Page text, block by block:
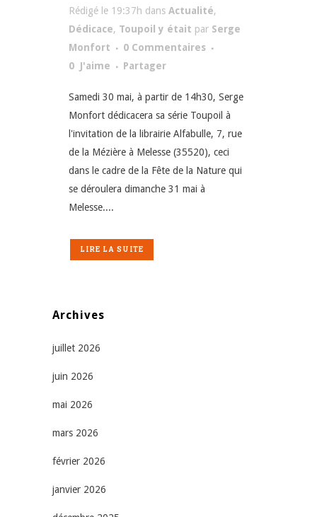
Rédigé le 19:37h dans Actualité,
Dédicace, Toupoil y était par Serge
Monfort
0 Commentaires
0 J'aime Partager
Samedi 30 mai, à partir de 14h30, Serge
Monfort dédicacera sa série Toupoil à
l'invitation de la librairie Alfabulle, 7, rue
de la Mézière à Melesse (35520), ceci
dans le cadre de la Fête de la Nature qui
se déroulera dimanche 31 mai à
Melesse....
LIRE LA SUITE
Archives
juillet 2026
juin 2026
mai 2026
mars 2026
février 2026
janvier 2026